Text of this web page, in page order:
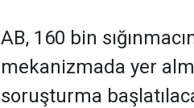
AB, 160 bin
mekanizmada yer
soruşturma